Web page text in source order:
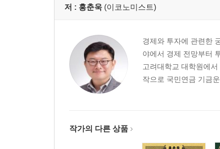
저 : 홍춘욱 (이코노미스트)
경제와 투자에 관련한
야에서 경제 전망부터
고려대학교 대학원에
작으로 국민연금 기금
작가의 다른 상품